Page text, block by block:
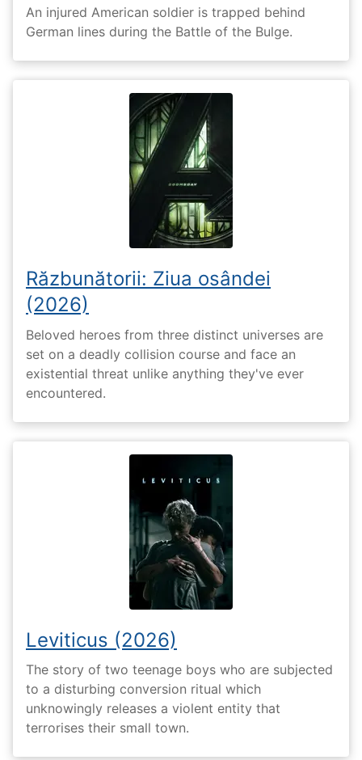
An injured American soldier is trapped behind
German lines during the Battle of the Bulge.
Răzbunătorii: Ziua osândei
(2026)
Beloved heroes from three distinct universes are
set on a deadly collision course and face an
existential threat unlike anything they've ever
encountered.
Leviticus (2026)
The story of two teenage boys who are subjected
to a disturbing conversion ritual which
unknowingly releases a violent entity that
terrorises their small town.